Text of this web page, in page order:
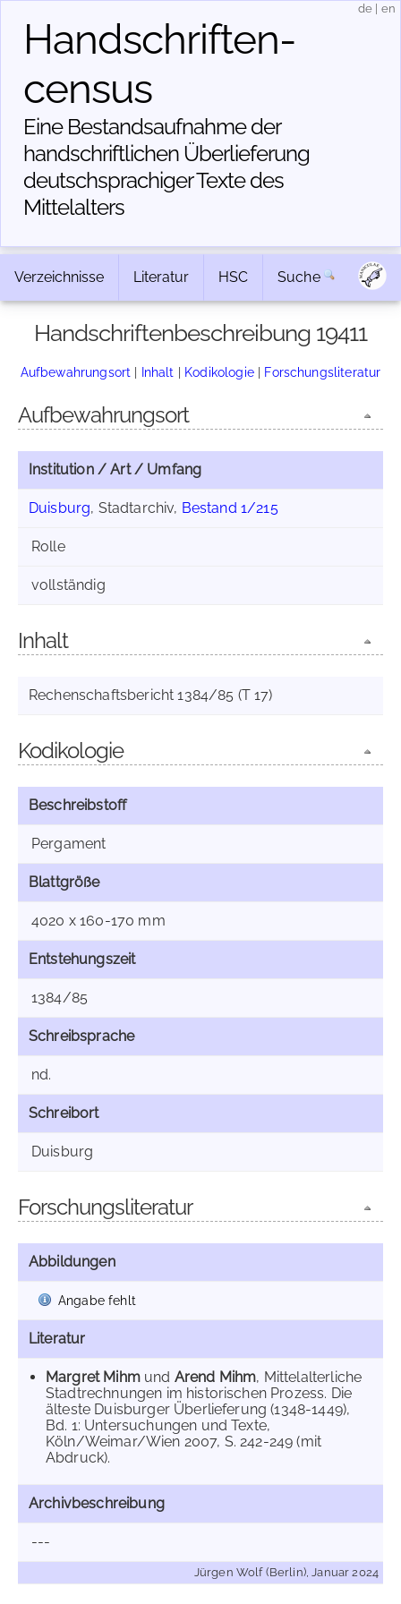
Handschriften­
census
Eine Bestandsaufnahme der
handschriftlichen Über­lieferung
deutschsprachiger Texte des
Mittelalters
de en
Verzeichnisse Literatur HSC Suche
Handschriftenbeschreibung 19411
Aufbewahrungsort | Inhalt | Kodikologie| Forschungsliteratur
Aufbewahrungsort
Institution / Art / Umfang
Duisburg, Stadtarchiv, Bestand 1/215
Rolle
vollständig
Inhalt
Rechenschaftsbericht 1384/85 (T 17)
Kodikologie
Beschreibstoff
Pergament
Blattgröße
4020 x 160-170 mm
Entstehungszeit
1384/85
Schreibsprache
nd.
Schreibort
Duisburg
Forschungsliteratur
Abbildungen
Angabe fehlt
Literatur
Margret Mihmund Arend Mihm, Mittelalterliche
Stadtrechnungen im historischen Prozess. Die
älteste Duisburger Überlieferung (1348-1449),
Bd. 1: Untersuchungen und Texte,
Köln/Weimar/Wien 2007, S. 242-249 (mit
Abdruck).
Archivbeschreibung
---
Jürgen Wolf (Berlin), Januar 2024